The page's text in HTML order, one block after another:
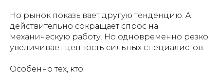
Но рынок показывает другую тенденцию. AI
действительно сокращает спрос на
механическую работу. Но одновременно резко
увеличивает ценность сильных специалистов.
Особенно тех, кто: